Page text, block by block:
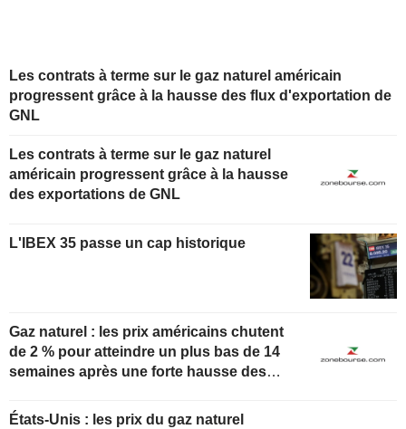
Les contrats à terme sur le gaz naturel américain
progressent grâce à la hausse des flux d'exportation de
GNL
Les contrats à terme sur le gaz naturel
américain progressent grâce à la hausse
des exportations de GNL
L'IBEX 35 passe un cap historique
Gaz naturel : les prix américains chutent
de 2 % pour atteindre un plus bas de 14
semaines après une forte hausse des
États-Unis : les prix du gaz naturel